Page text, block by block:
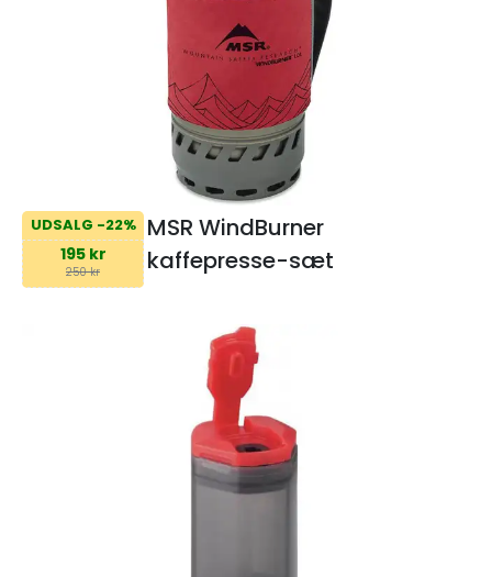
UDSALG -22%
195 kr
250 kr
MSR WindBurner
kaffepresse-sæt